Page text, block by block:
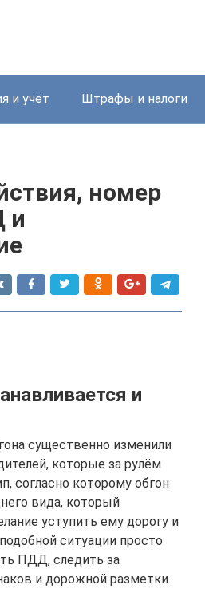
и учёт Штрафы и налоги
номер
и
и
существенно изменили
которые за рулём
согласно которому обгон
вида, который
уступить ему дорогу и
ситуации просто
ПДД, следить за
и дорожной разметки.